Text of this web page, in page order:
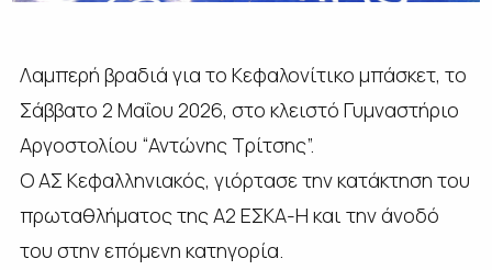
Λαμπερή βραδιά για το Κεφαλονίτικο μπάσκετ, το
Σάββατο 2 Μαΐου 2026, στο κλειστό Γυμναστήριο
Αργοστολίου “Αντώνης Τρίτσης”.
O ΑΣ Κεφαλληνιακός, γιόρτασε την κατάκτηση του
πρωταθλήματος της Α2 ΕΣΚΑ-Η και την άνοδό
του στην επόμενη κατηγορία.